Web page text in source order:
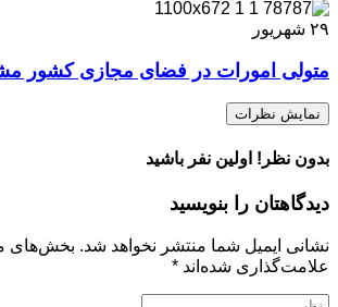
۲۹ شهریور
متولی امورات در فضای مجازی کشور
نمایش نظرات
بدون نظر! اولین نفر باشید
دیدگاهتان را بنویسید
نشانی ایمیل شما منتشر نخواهد شد. بخش‌های
علامت‌گذاری شده‌اند *